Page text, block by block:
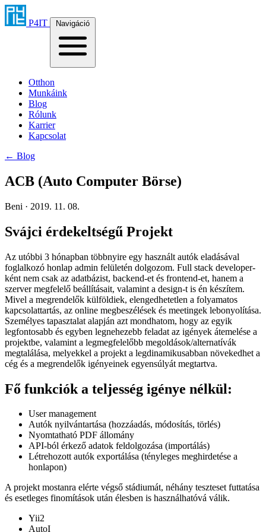
P4IT Navigáció
Otthon
Munkáink
Blog
Rólunk
Karrier
Kapcsolat
← Blog
ACB (Auto Computer Börse)
Beni · 2019. 11. 08.
Svájci érdekeltségű Projekt
Az utóbbi 3 hónapban többnyire egy használt autók eladásával
foglalkozó honlap admin felületén dolgozom. Full stack developer-
ként nem csak az adatbázist, backend-et és frontend-et, hanem a
szerver megfelelő beállításait, valamint a design-t is én készítem.
Mivel a megrendelők külföldiek, elengedhetetlen a folyamatos
kapcsolattartás, az online megbeszélések és meetingek lebonyolítása.
Személyes tapasztalat alapján azt mondhatom, hogy az egyik
legfontosabb és egyben legnehezebb feladat az igények átemelése a
projektbe, valamint a legmegfelelőbb megoldások/alternatívák
megtalálása, melyekkel a projekt a legdinamikusabban növekedhet a
cég és a megrendelők igényeinek egyensúlyát megtartva.
Fő funkciók a teljesség igénye nélkül:
User management
Autók nyilvántartása (hozzáadás, módosítás, törlés)
Nyomtatható PDF állomány
API-ból érkező adatok feldolgozása (importálás)
Létrehozott autók exportálása (tényleges meghirdetése a
honlapon)
A projekt mostanra elérte végső stádiumát, néhány teszteset futtatása
és esetleges finomítások után élesben is használhatóvá válik.
Yii2
AutoI